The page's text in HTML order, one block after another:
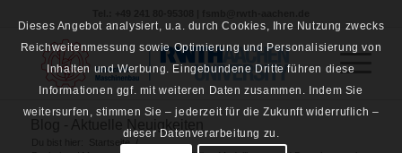
Startseite /
Dieses Angebot analysiert, u.a. durch Cookies, Ihre Nutzung zwecks
Reichweitenmessung sowie Optimierung und Personalisierung von
Inhalten und Werbung. Eingebundene Dritte führen diese
Informationen ggf. mit weiteren Daten zusammen. Indem Sie
weitersurfen, stimmen Sie – jederzeit für die Zukunft widerruflich –
dieser Datenverarbeitung zu.